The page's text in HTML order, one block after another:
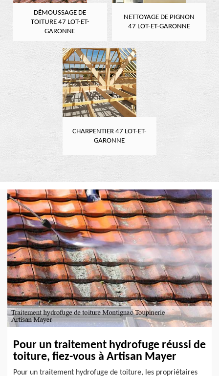
DÉMOUSSAGE DE
TOITURE 47 LOT-ET-
GARONNE
NETTOYAGE DE PIGNON
47 LOT-ET-GARONNE
CHARPENTIER 47 LOT-ET-
GARONNE
Pour un traitement hydrofuge réussi de
toiture, fiez-vous à Artisan Mayer
Pour un traitement hydrofuge de toiture, les propriétaires